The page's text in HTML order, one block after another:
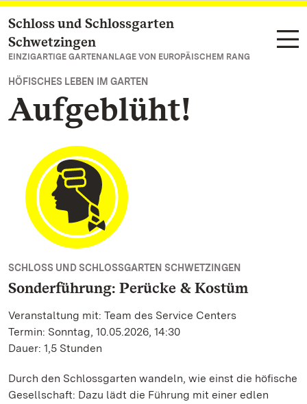
Zum Hauptinhalt springen
Schloss und Schlossgarten
Schwetzingen
EINZIGARTIGE GARTENANLAGE VON EUROPÄISCHEM RANG
HÖFISCHES LEBEN IM GARTEN
Aufgeblüht!
SCHLOSS UND SCHLOSSGARTEN SCHWETZINGEN
Sonderführung: Perücke & Kostüm
Veranstaltung mit: Team des Service Centers
Termin: Sonntag, 10.05.2026, 14:30
Dauer: 1,5 Stunden
Durch den Schlossgarten wandeln, wie einst die höfische
Gesellschaft: Dazu lädt die Führung mit einer edlen